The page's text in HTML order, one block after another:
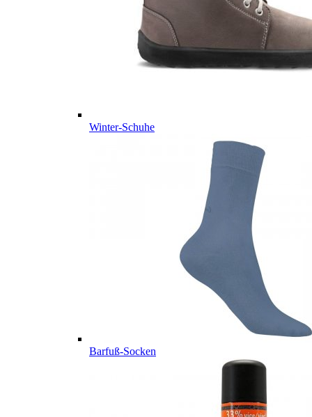
Winter-Schuhe
Barfuß-Socken